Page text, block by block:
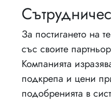
За постигането на
със своите
Компанията
подкрепа и цени
подобренията в